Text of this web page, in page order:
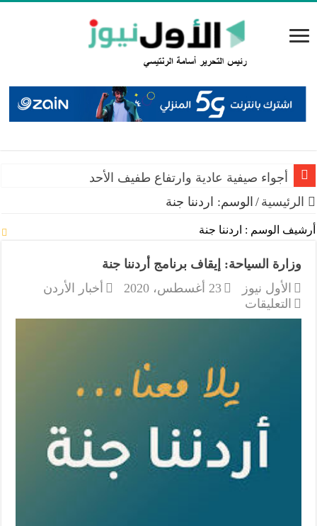
أجواء صيفية عادية وارتفاع طفيف الأحد
الرئيسية / الوسم: اردننا جنة
أرشيف الوسم : اردننا جنة
وزارة السياحة: إيقاف برنامج أردننا جنة
الأول نيوز
23 أغسطس، 2020
أخبار الأردن
التعليقات
وزارة
برنامج
أردننا
جنة
مغلقة